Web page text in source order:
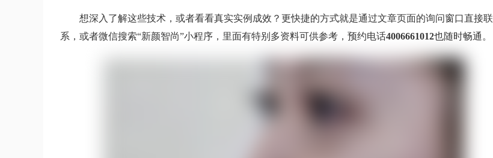
想深入了解这些技术，或者看看真实实例成效？更快捷的方式就是通过文章页面的询问窗口直接联
系，或者微信搜索“新颜智尚”小程序，里面有特别多资料可供参考，预约电话4006661012也随时畅通。